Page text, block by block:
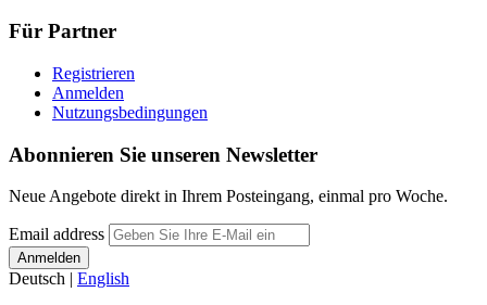
Für Partner
Registrieren
Anmelden
Nutzungsbedingungen
Abonnieren Sie unseren Newsletter
Neue Angebote direkt in Ihrem Posteingang, einmal pro Woche.
Email address
Deutsch | English